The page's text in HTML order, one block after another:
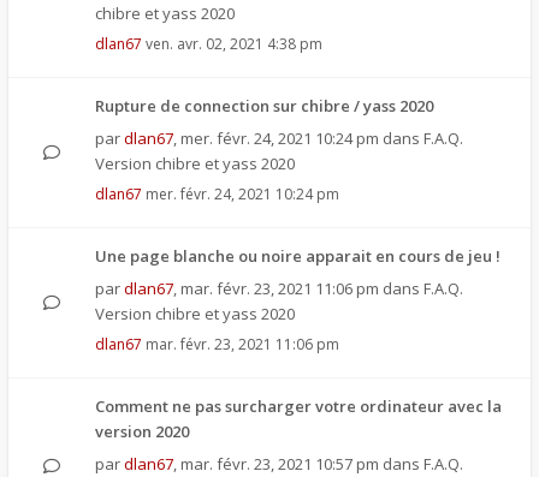
chibre et yass 2020
dlan67 ven. avr. 02, 2021 4:38 pm
Rupture de connection sur chibre / yass 2020
pardlan67, mer. févr. 24, 2021 10:24 pm dans F.A.Q.
Version chibre et yass 2020
dlan67 mer. févr. 24, 2021 10:24 pm
Une page blanche ou noire apparait en cours de jeu !
pardlan67, mar. févr. 23, 2021 11:06 pm dans F.A.Q.
Version chibre et yass 2020
dlan67 mar. févr. 23, 2021 11:06 pm
Comment ne pas surcharger votre ordinateur avec la
version 2020
pardlan67, mar. févr. 23, 2021 10:57 pm dans F.A.Q.